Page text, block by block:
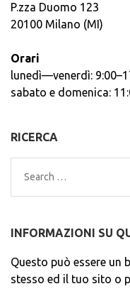
P.zza Duomo 123
20100 Milano (MI)
Orari
lunedì—venerdì:
sabato e domenica:
RICERCA
Search
for:
INFORMAZIONI SU
Questo può essere un
stesso ed il tuo sito o